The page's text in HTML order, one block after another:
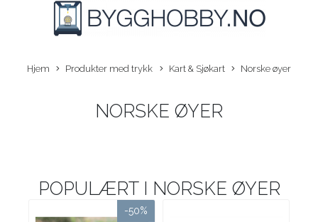
Hjem Produkter med trykk Kart & Sjøkart Norske øyer
NORSKE ØYER
POPULÆRT I NORSKE ØYER
-50%